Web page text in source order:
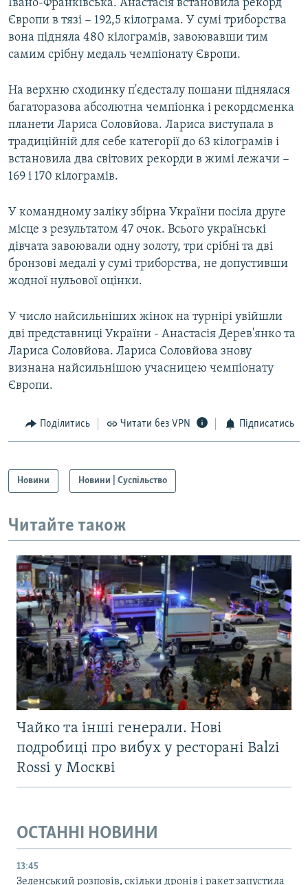
Івано-Франківська. Анастасія встановила рекорд
Європи в тязі − 192,5 кілограма. У сумі триборства
вона підняла 480 кілограмів, завоювавши тим
самим срібну медаль чемпіонату Європи.
На верхню сходинку п'єдесталу пошани піднялася
багаторазова абсолютна чемпіонка і рекордсменка
планети Лариса Соловйова. Лариса виступала в
традиційній для себе категорії до 63 кілограмів і
встановила два світових рекорди в жимі лежачи −
169 і 170 кілограмів.
У командному заліку збірна України посіла друге
місце з результатом 47 очок. Всього українські
дівчата завоювали одну золоту, три срібні та дві
бронзові медалі у сумі триборства, не допустивши
жодної нульової оцінки.
У число найсильніших жінок на турнірі увійшли
дві представниці України - Анастасія Дерев'янко та
Лариса Соловйова. Лариса Соловйова знову
визнана найсильнішою учасницею чемпіонату
Європи.
Поділитись Читати без VPN Підписатись
Новини Новини | Суспільство
Читайте також
Чайко та інші генерали. Нові
подробиці про вибух у ресторані Balzi
Rossi у Москві
ОСТАННІ НОВИНИ
13:45
Зеленський розповів, скільки дронів і ракет запустила